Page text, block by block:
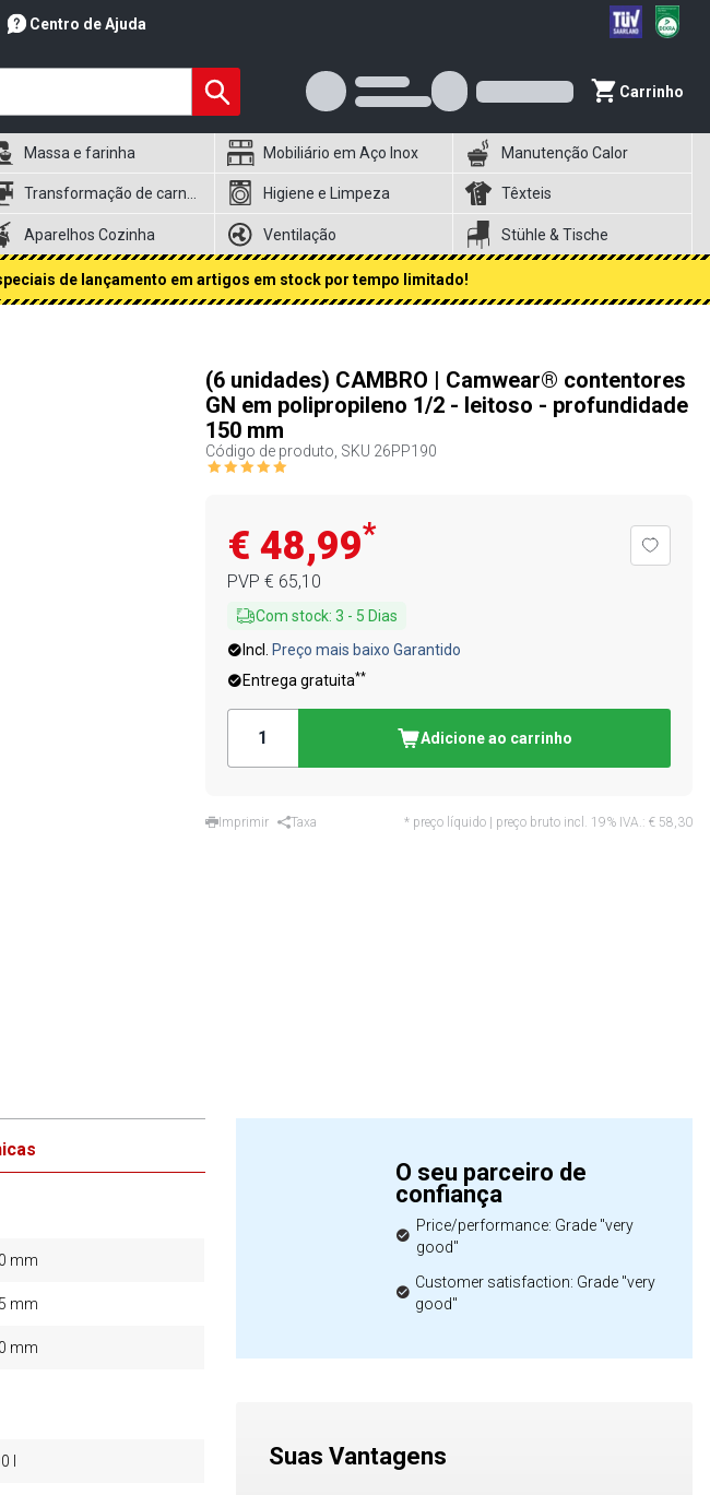
Centro de Ajuda
Carrinho
Massa e farinha Mobiliário em Aço Inox Manutenção Calor
Higiene e Limpeza Têxteis
Aparelhos Cozinha Ventilação Stühle & Tische
de lançamento em artigos em stock por tempo limitado!
(6 unidades) CAMBRO | Camwear® contentores
GN em polipropileno 1/2 - leitoso - profundidade
150 mm
Código de produto, SKU 26PP190
€ 48,99*
PVP € 65,10
Com stock: 3 - 5 Dias
Incl.
Preço mais baixo Garantido
Entrega gratuita**
Adicione ao carrinho
Imprimir Taxa * preço líquido | preço bruto incl. 19% IVA.: € 58,30
mm
mm
mm
l
O seu parceiro de
confiança
Price/performance: Grade "very
good"
Customer satisfaction: Grade "very
good"
Suas Vantagens